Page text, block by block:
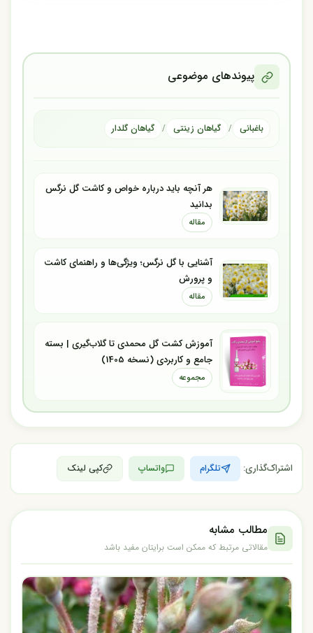
پیوندهای موضوعی
باغبانی / گیاهان زینتی / گیاهان گلدار
هر آنچه باید درباره خواص و کاشت گل نرگس
بدانید
مقاله
آشنایی با گل نرگس؛ ویژگی‌ها و راهنمای کاشت
و پرورش
مقاله
آموزش کشت گل محمدی تا گلاب‌گیری | بسته
جامع و کاربردی (نسخه 1405)
مجموعه
اشتراک‌گذاری: تلگرام واتساپ کپی لینک
مطالب مشابه
مقالاتی مرتبط که ممکن است برایتان مفید باشد